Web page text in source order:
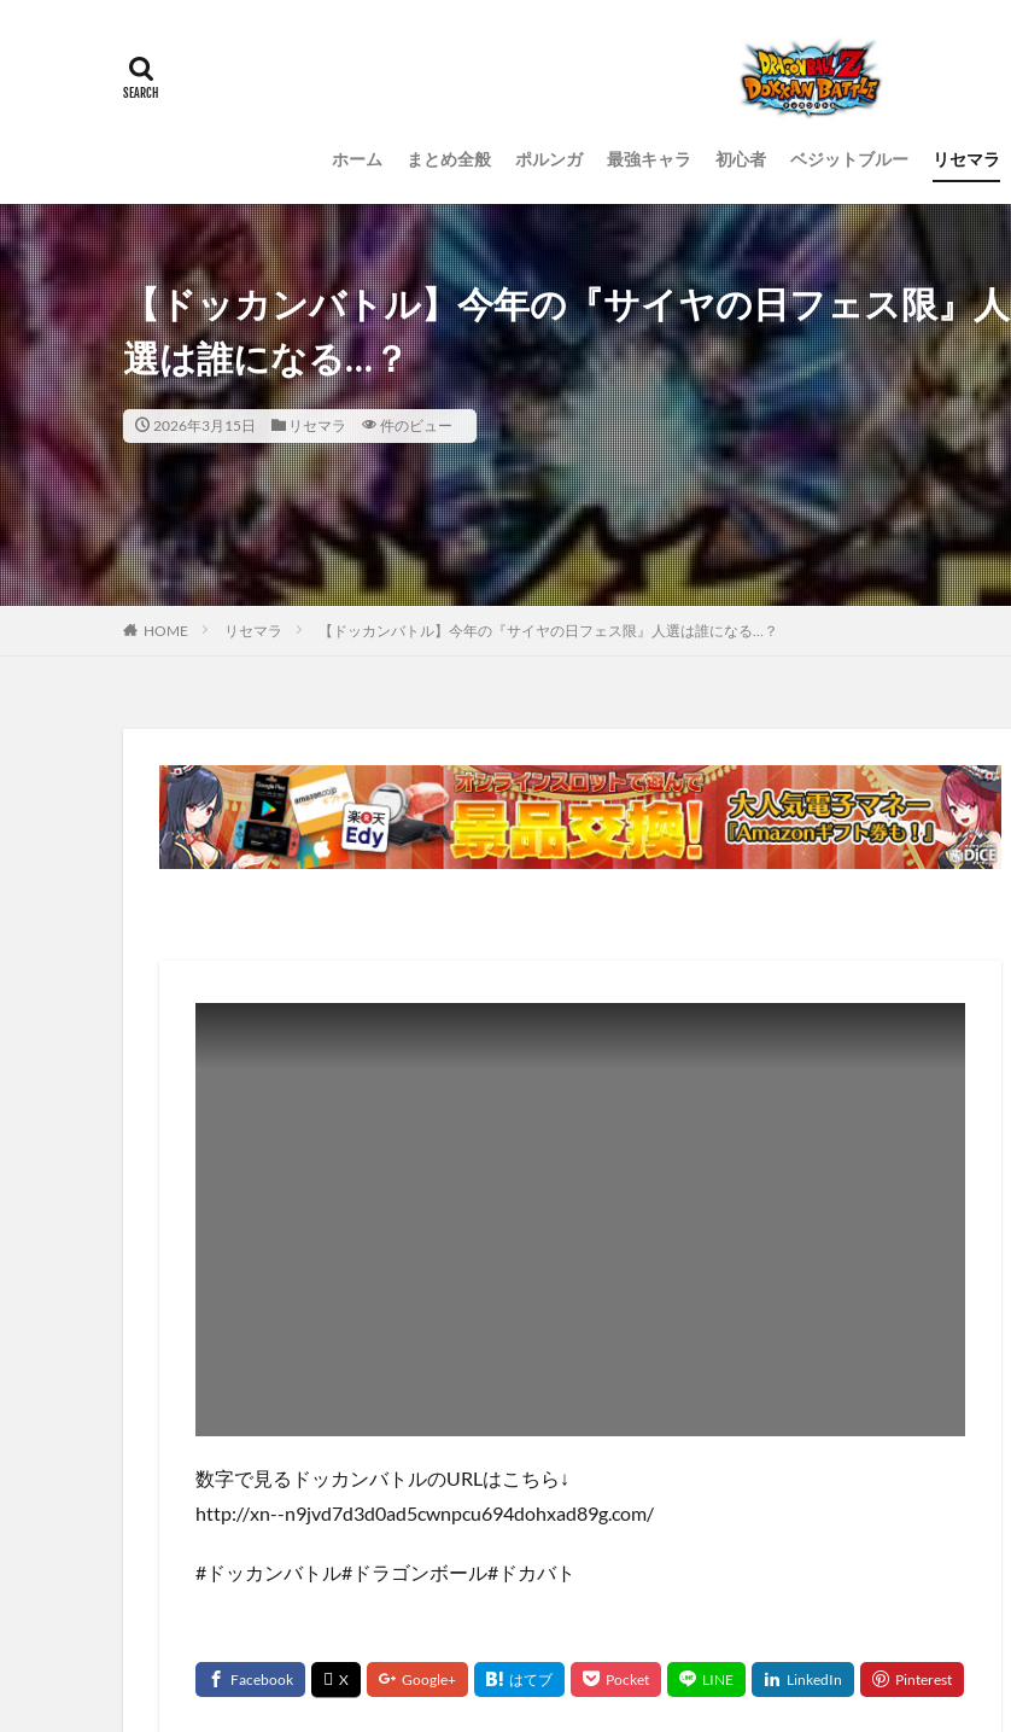
ホーム まとめ全般 ポルンガ 最強キャラ 初心者 ベジットブルー リセマラ
【ドッカンバトル】今年の『サイヤの日フェス限』人
選は誰になる…？
2026年3月15日 リセマラ 件のビュー
HOME リセマラ 【ドッカンバトル】今年の『サイヤの日フェス限』人選は誰になる…？
数字で見るドッカンバトルのURLはこちら↓
http://xn--n9jvd7d3d0ad5cwnpcu694dohxad89g.com/
#ドッカンバトル#ドラゴンボール#ドカバト